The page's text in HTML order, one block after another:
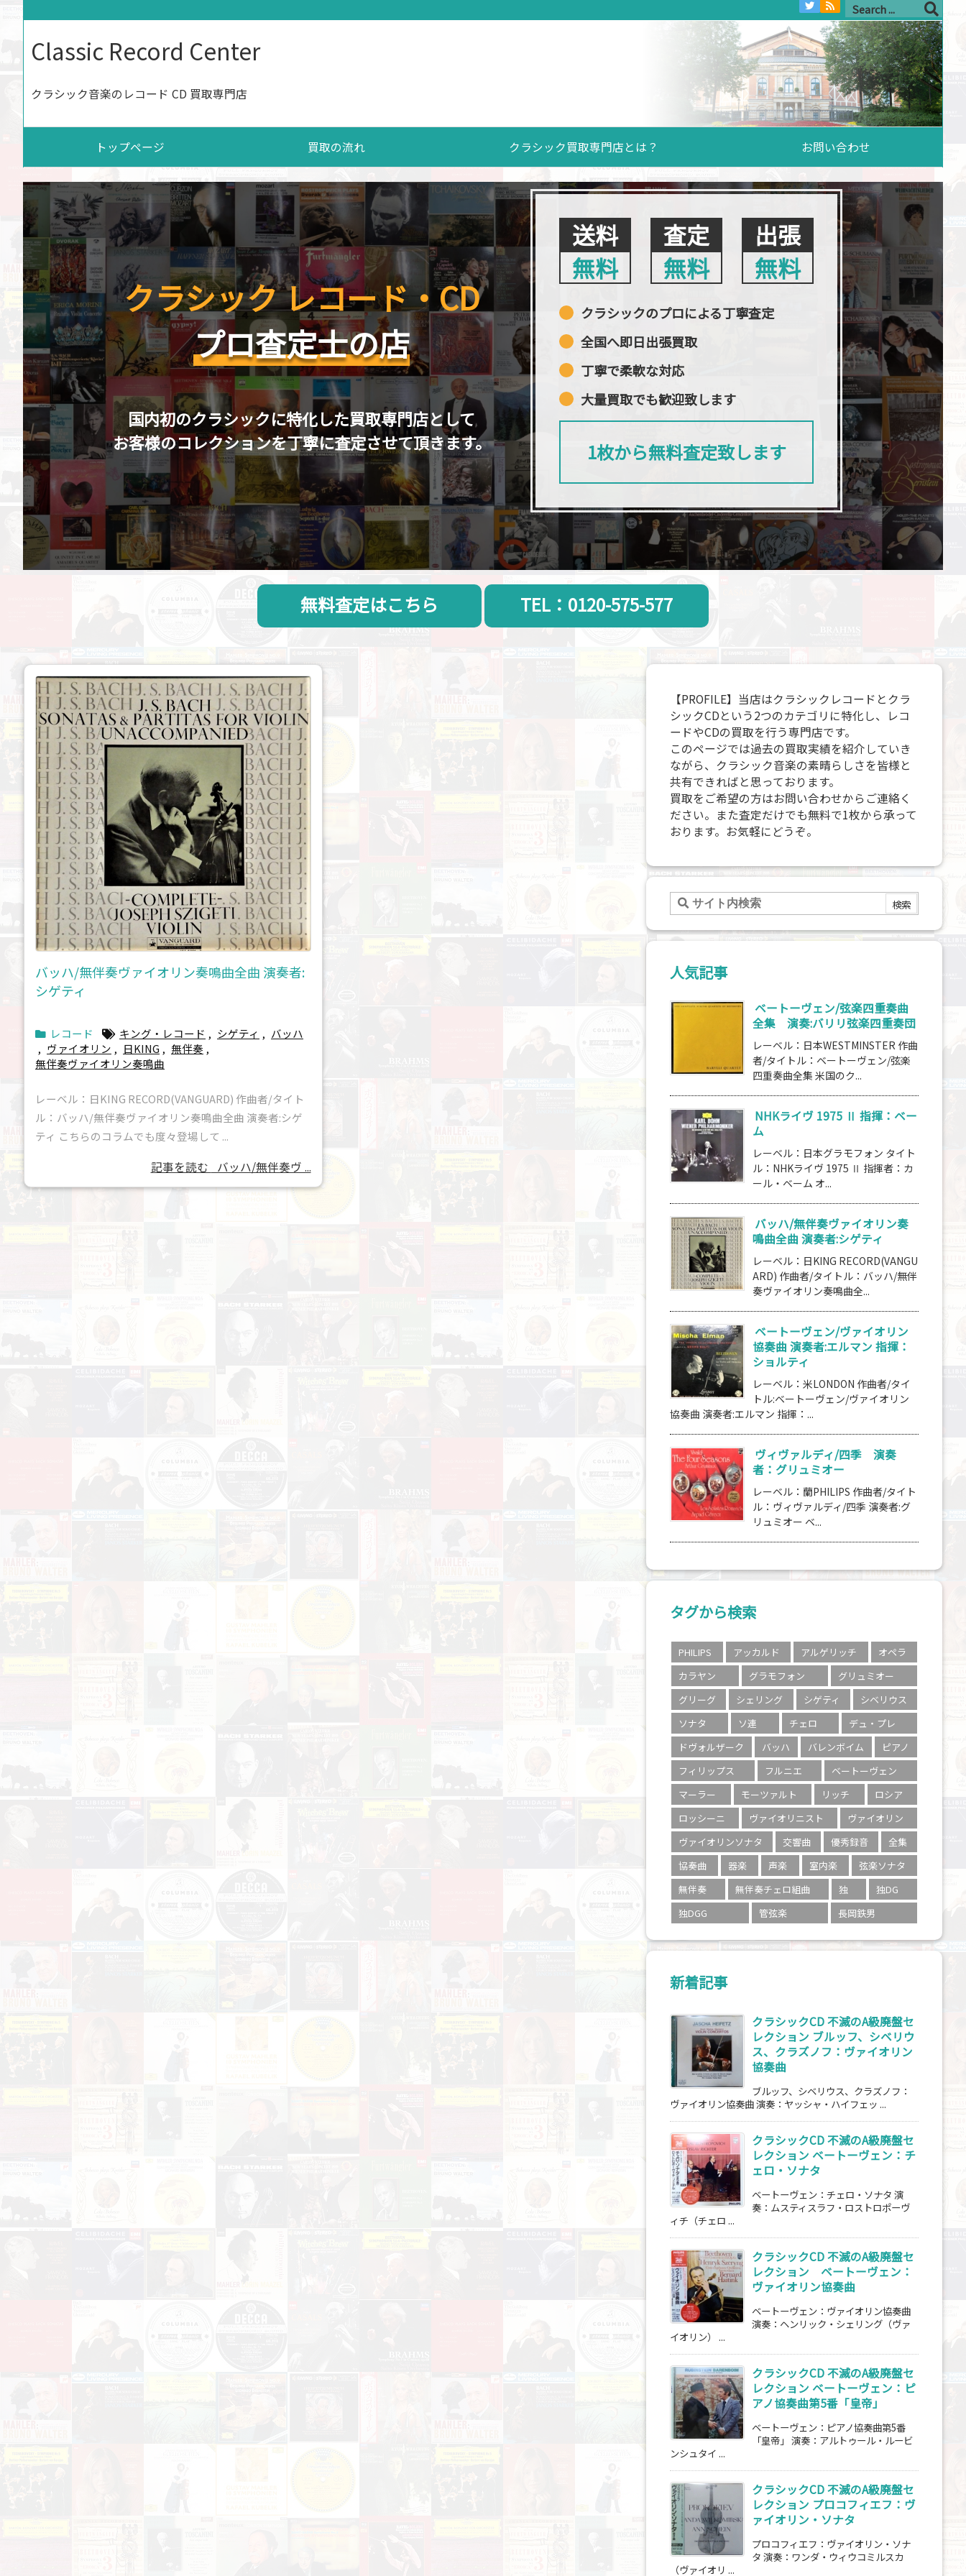
Classic Record Center
クラシック音楽のレコード CD 買取専門店
トップページ 買取の流れ クラシック買取専門店とは？ お問い合わせ
クラシック レコード・CD
プロ査定士の店
国内初のクラシックに特化した買取専門店として
お客様のコレクションを丁寧に査定させて頂きます。
送料
無料
査定
無料
出張
無料
クラシックのプロによる丁寧査定
全国へ即日出張買取
丁寧で柔軟な対応
大量買取でも歓迎致します
1枚から無料査定致します
無料査定はこちら TEL：0120-575-577
バッハ/無伴奏ヴァイオリン奏鳴曲全曲 演奏者:
シゲティ
レコード キング・レコード , シゲティ , バッハ
, ヴァイオリン , 日KING , 無伴奏 ,
無伴奏ヴァイオリン奏鳴曲
レーベル：日KING RECORD(VANGUARD) 作曲者/タイト
ル：バッハ/無伴奏ヴァイオリン奏鳴曲全曲 演奏者:シゲ
ティ こちらのコラムでも度々登場して ...
記事を読む バッハ/無伴奏ヴ ...
【PROFILE】当店はクラシックレコードとクラ
シックCDという2つのカテゴリに特化し、レコ
ードやCDの買取を行う専門店です。
このページでは過去の買取実績を紹介していき
ながら、クラシック音楽の素晴らしさを皆様と
共有できればと思っております。
買取をご希望の方はお問い合わせからご連絡く
ださい。また査定だけでも無料で1枚から承って
おります。お気軽にどうぞ。
人気記事
ベートーヴェン/弦楽四重奏曲
全集 演奏:バリリ弦楽四重奏団
レーベル：日本WESTMINSTER 作曲
者/タイトル：ベートーヴェン/弦楽
四重奏曲全集 米国のク...
NHKライヴ 1975 Ⅱ 指揮：ベー
ム
レーベル：日本グラモフォン タイト
ル：NHKライヴ 1975 Ⅱ 指揮者：カ
ール・ベーム オ...
バッハ/無伴奏ヴァイオリン奏
鳴曲全曲 演奏者:シゲティ
レーベル：日KING RECORD(VANGU
ARD) 作曲者/タイトル：バッハ/無伴
奏ヴァイオリン奏鳴曲全...
ベートーヴェン/ヴァイオリン
協奏曲 演奏者:エルマン 指揮：
ショルティ
レーベル：米LONDON 作曲者/タイ
トル:ベートーヴェン/ヴァイオリン
協奏曲 演奏者:エルマン 指揮：...
ヴィヴァルディ/四季 演奏
者：グリュミオー
レーベル：蘭PHILIPS 作曲者/タイト
ル：ヴィヴァルディ/四季 演奏者:グ
リュミオー ベ...
タグから検索
PHILIPS アッカルド アルゲリッチ
オペラ
カラヤン
グラモフォン
グリュミオー
グリーグ
シェリング シゲティ
シベリウス
ソナタ
ソ連 チェロ
デュ・プレ
ドヴォルザーク
バッハ バレンボイム
ピアノ
フィリップス
フルニエ
ベートーヴェン
マーラー
モーツァルト リッチ
ロシア
ロッシーニ
ヴァイオリニスト
ヴァイオリン
ヴァイオリンソナタ
交響曲 優秀録音
全集
協奏曲
器楽 声楽 室内楽
弦楽ソナタ
無伴奏
無伴奏チェロ組曲 独
独DG
独DGG
管弦楽 長岡鉄男
新着記事
クラシックCD 不滅のA級廃盤セ
レクション ブルッフ、シベリウ
ス、クラズノフ：ヴァイオリン
協奏曲
ブルッフ、シベリウス、クラズノフ：
ヴァイオリン協奏曲 演奏：ヤッシャ・ハイフェッ ...
クラシックCD 不滅のA級廃盤セ
レクション ベートーヴェン：チ
ェロ・ソナタ
ベートーヴェン：チェロ・ソナタ 演
奏：ムスティスラフ・ロストロポーヴ
ィチ（チェロ ...
クラシックCD 不滅のA級廃盤セ
レクション ベートーヴェン：
ヴァイオリン協奏曲
ベートーヴェン：ヴァイオリン協奏曲
演奏：ヘンリック・シェリング（ヴァ
イオリン） ...
クラシックCD 不滅のA級廃盤セ
レクション ベートーヴェン：ピ
アノ協奏曲第5番「皇帝」
ベートーヴェン：ピアノ協奏曲第5番
「皇帝」 演奏：アルトゥール・ルービ
ンシュタイ ...
クラシックCD 不滅のA級廃盤セ
レクション プロコフィエフ：ヴ
ァイオリン・ソナタ
プロコフィエフ：ヴァイオリン・ソナ
タ 演奏：ワンダ・ウィウコミルスカ
（ヴァイオリ ...